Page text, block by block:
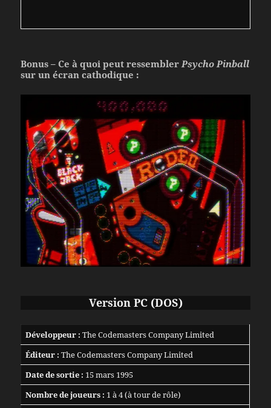
Bonus – Ce à quoi peut ressembler Psycho Pinball
sur un écran cathodique :
Version PC (DOS)
Développeur : The Codemasters Company Limited
Éditeur : The Codemasters Company Limited
Date de sortie : 15 mars 1995
Nombre de joueurs : 1 à 4 (à tour de rôle)